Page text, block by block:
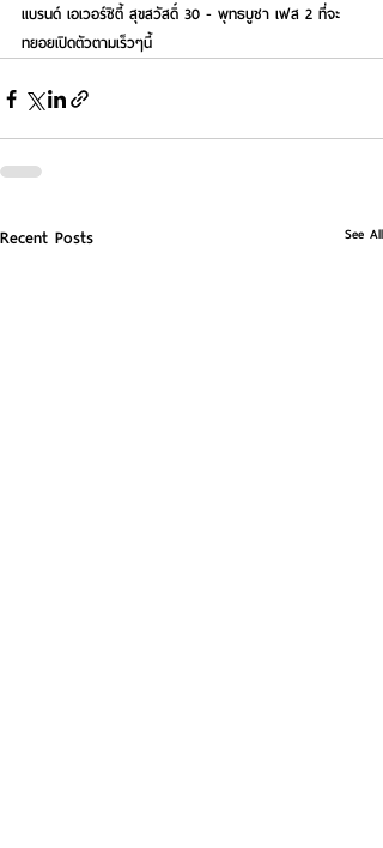
แบรนด์ เอเวอร์ซิตี้ สุขสวัสดิ์ 30 - พุทธบูชา เฟส 2 ที่จะ
ทยอยเปิดตัวตามเร็วๆนี้
Recent Posts See All